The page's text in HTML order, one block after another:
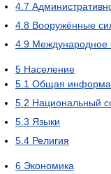
4.7
4.8 Вооружённые
4.9 Международное
5 Население
5.1 Общая
5.2 Национальный
5.3 Языки
5.4 Религия
6 Экономика